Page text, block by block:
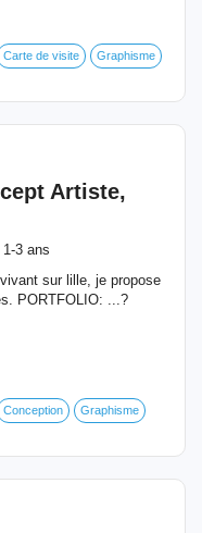
Carte de visite Graphisme
Artiste,
1-3 ans
sur lille, je propose
PORTFOLIO: ...?
Conception Graphisme